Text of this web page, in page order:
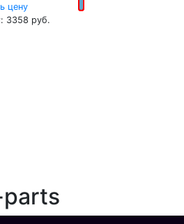
цену
3358 руб.
parts